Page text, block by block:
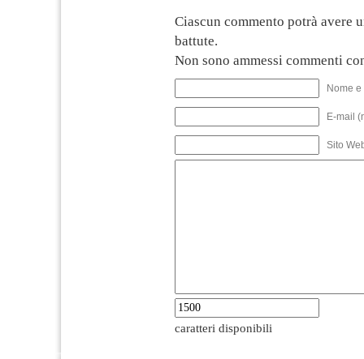
Ciascun commento potrà avere
battute.
Non sono ammessi commenti
Nome
E-mail
Sito
caratteri disponibili